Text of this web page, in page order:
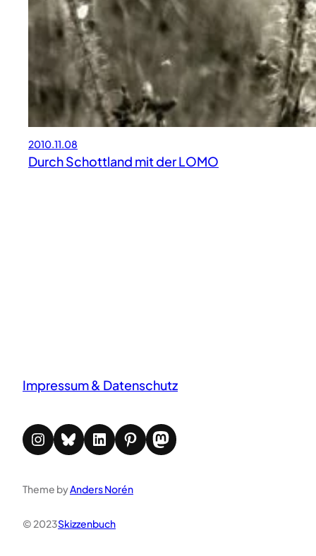
2010.11.08
Durch Schottland mit der LOMO
Impressum & Datenschutz
Instagram Bluesky LinkedIn Pinterest Mastodon
Theme byAnders Norén
© 2023Skizzenbuch